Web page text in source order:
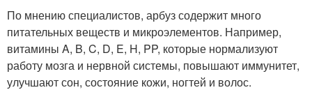
По мнению специалистов, арбуз содержит много
питательных веществ и микроэлементов. Например,
витамины A, B, C, D, E, H, PP, которые нормализуют
работу мозга и нервной системы, повышают иммунитет,
улучшают сон, состояние кожи, ногтей и волос.